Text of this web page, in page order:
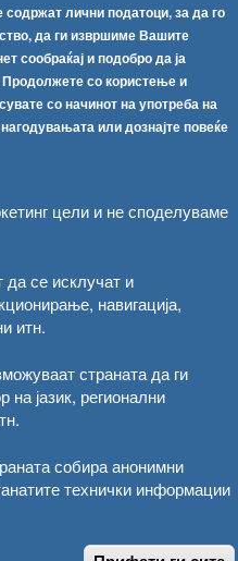
лични податоци, за да го
да ги извршиме Вашите
сообраќај и подобро да ја
со користење и
со начинот на употреба на
или дознајте повеќе
цели и не споделуваме
се исклучат и
навигација,
итн.
страната да ги
на јазик, регионални
собира анонимни
технички информации